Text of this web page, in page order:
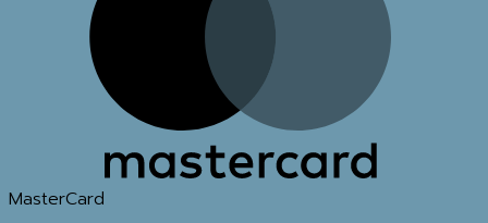
MasterCard